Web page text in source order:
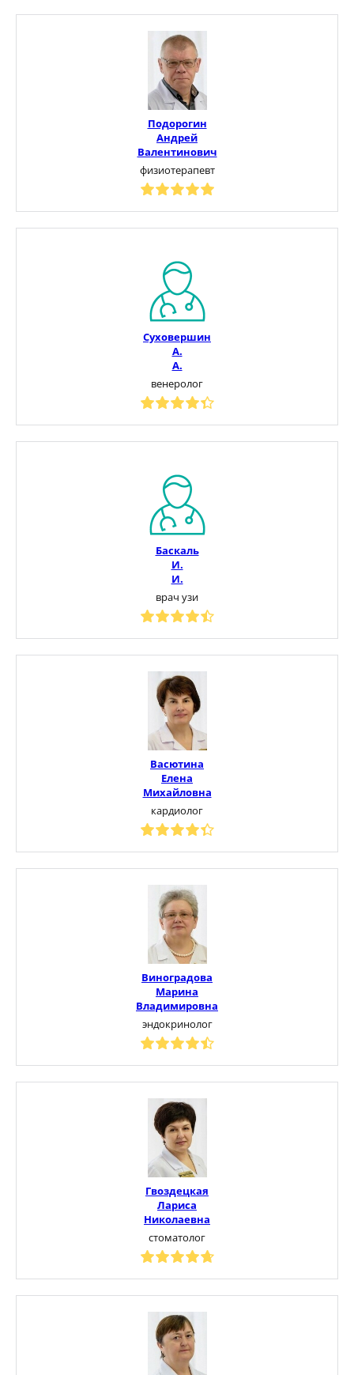
Подорогин
Андрей
Валентинович
физиотерапевт
Суховершин
А.
А.
венеролог
Баскаль
И.
И.
врач узи
Васютина
Елена
Михайловна
кардиолог
Виноградова
Марина
Владимировна
эндокринолог
Гвоздецкая
Лариса
Николаевна
стоматолог